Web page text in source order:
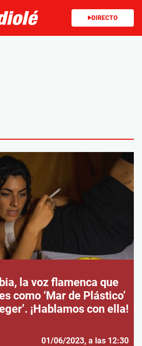
DIRECTO
la voz flamenca que
como ‘Mar de Plástico’
¡Hablamos con ella!
01/06/2023, a las 12:30